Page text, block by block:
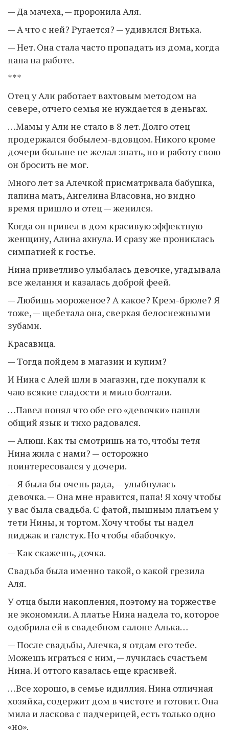
— Да мачеха, — проронила Аля.
— А что с ней? Ругается? — удивился Витька.
— Нет. Она стала часто пропадать из дома, когда
папа на работе.
***
Отец у Али работает вахтовым методом на
севере, отчего семья не нуждается в деньгах.
…Мамы у Али не стало в 8 лет. Долго отец
продержался бобылем-вдовцом. Никого кроме
дочери больше не желал знать, но и работу свою
он бросить не мог.
Много лет за Алечкой присматривала бабушка,
папина мать, Ангелина Власовна, но видно
время пришло и отец — женился.
Когда он привел в дом красивую эффектную
женщину, Алина ахнула. И сразу же прониклась
симпатией к гостье.
Нина приветливо улыбалась девочке, угадывала
все желания и казалась доброй феей.
— Любишь мороженое? А какое? Крем-брюле? Я
тоже, — щебетала она, сверкая белоснежными
зубами.
Красавица.
— Тогда пойдем в магазин и купим?
И Нина с Алей шли в магазин, где покупали к
чаю всякие сладости и мило болтали.
…Павел понял что обе его «девочки» нашли
общий язык и тихо радовался.
— Алюш. Как ты смотришь на то, чтобы тетя
Нина жила с нами? — осторожно
поинтересовался у дочери.
— Я была бы очень рада, — улыбнулась
девочка. — Она мне нравится, папа! Я хочу чтобы
у вас была свадьба. С фатой, пышным платьем у
тети Нины, и тортом. Хочу чтобы ты надел
пиджак и галстук. Но чтобы «бабочку».
— Как скажешь, дочка.
Свадьба была именно такой, о какой грезила
Аля.
У отца были накопления, поэтому на торжестве
не экономили. А платье Нина надела то, которое
одобрила ей в свадебном салоне Алька…
— После свадьбы, Алечка, я отдам его тебе.
Можешь играться с ним, — лучилась счастьем
Нина. И оттого казалась еще красивей.
…Все хорошо, в семье идиллия. Нина отличная
хозяйка, содержит дом в чистоте и готовит. Она
мила и ласкова с падчерицей, есть только одно
«но».